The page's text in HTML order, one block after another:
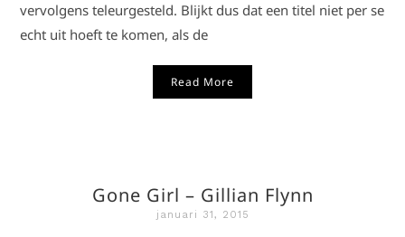
vervolgens teleurgesteld. Blijkt dus dat een titel niet per se
echt uit hoeft te komen, als de
Read More
Gone Girl – Gillian Flynn
januari 31, 2015